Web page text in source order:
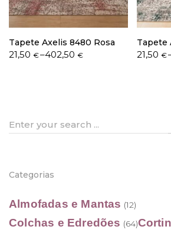
Tapete Axelis 8480 Rosa
21,50 €–402,50€
Price
Tapete
21,50 €
Price
Search
Categorias
Almofadas e Mantas (12)
Colchas e Edredões (64)